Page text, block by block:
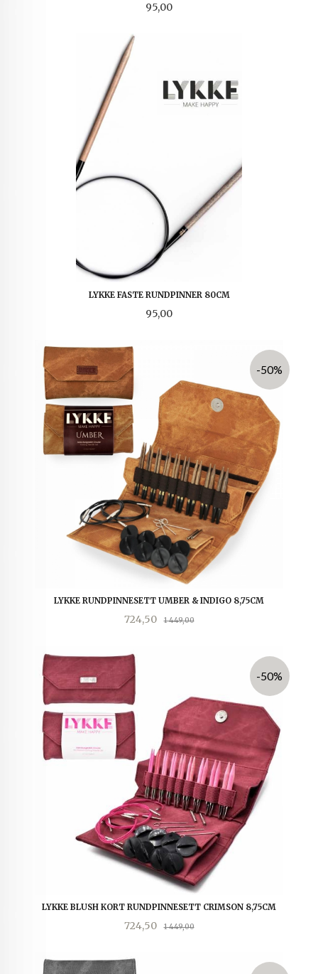
Pris
95,00
LYKKE FASTE RUNDPINNER 80CM
Pris
95,00
LYKKE RUNDPINNESETT UMBER & INDIGO 8,75CM
Tilbud
724,50 1 449,00Rabatt
-50%
LYKKE BLUSH KORT RUNDPINNESETT CRIMSON 8,75CM
Tilbud
724,50 1 449,00Rabatt
-50%